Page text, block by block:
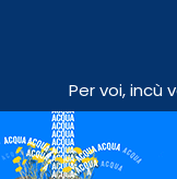
Per voi, incù